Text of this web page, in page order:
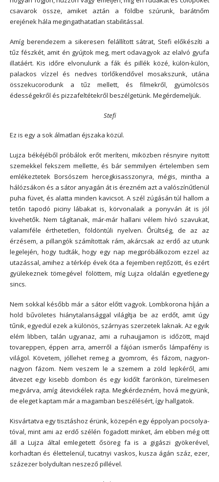
csavarok össze, amiket aztán a földbe szúrunk, barátnőm
erejének hála megingathatatlan stabilitással.
Amíg berendezem a sikeresen felállított sátrat, Stefi előkészíti a
tűz fészkét, amit én gyújtok meg, mert odavagyok az elalvó gyufa
illatáért. Kis időre elvonulunk a fák és pillék közé, külön-külön,
palackos vízzel és nedves törlőkendővel mosakszunk, utána
összekucorodunk a tűz mellett, és filmekről, gyümölcsös
édességekről és pizzafeltétekről beszélgetünk. Megérdemeljük.
Stefi
Ez is egy a sok álmatlan éjszaka közül.
Lujza békéjéből próbálok erőt meríteni, miközben résnyire nyitott
szemekkel fekszem mellette, és bár semmilyen értelemben sem
emlékeztetek Borsószem hercegkisasszonyra, mégis, mintha a
hálózsákon és a sátor anyagán át is érezném azt a valószínűtlenül
puha füvet, és alatta minden kavicsot. A szél zúgásán túl hallom a
tetőn tapodó piciny lábakat is, körvonalaik a ponyván át is jól
kivehetők. Nem tágítanak, már-már hallani vélem hívó szavukat,
valamiféle érthetetlen, földöntúli nyelven. Őrültség, de az az
érzésem, a pillangók számítottak rám, akárcsak az erdő az utunk
legelején, hogy tudták, hogy egy nap megpróbálkozom ezzel az
utazással, amihez a térkép évek óta a fejemben rejtőzött, és ezért
gyülekeznek tömegével fölöttem, míg Lujza oldalán egyetlenegy
sincs.
Nem sokkal később már a sátor előtt vagyok. Lombkorona híján a
hold bűvöletes hiánytalansággal világítja be az erdőt, amit úgy
tűnik, egyedül ezek a különös, szárnyas szerzetek laknak. Az egyik
elém libben, talán ugyanaz, ami a ruhaujjamon is időzött, majd
tovareppen, éppen arra, amerről a fájóan ismerős lámpafény is
világol. Követem, jóllehet remeg a gyomrom, és fázom, nagyon-
nagyon fázom. Nem veszem le a szemem a zöld lepkéről, ami
átvezet egy kisebb dombon és egy kidőlt farönkön, türelmesen
megvárva, amíg átevickélek rajta. Megkérdezném, hová megyünk,
de eleget kaptam már a magamban beszélésért, így hallgatok.
Kisvártatva egy tisztáshoz érünk, közepén egy éppolyan pocsolya-
tóval, mint ami az erdő szélén fogadott minket, ám ebben még ott
áll a Lujza által emlegetett ősöreg fa is a gigászi gyökerével,
korhadtan és élettelenül, tucatnyi vaskos, kusza ágán száz, ezer,
százezer bolydultan neszező pillével.